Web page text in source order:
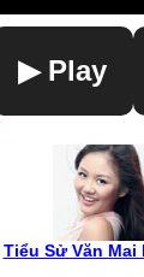
▶ Play
Tiểu Sử Văn Mai